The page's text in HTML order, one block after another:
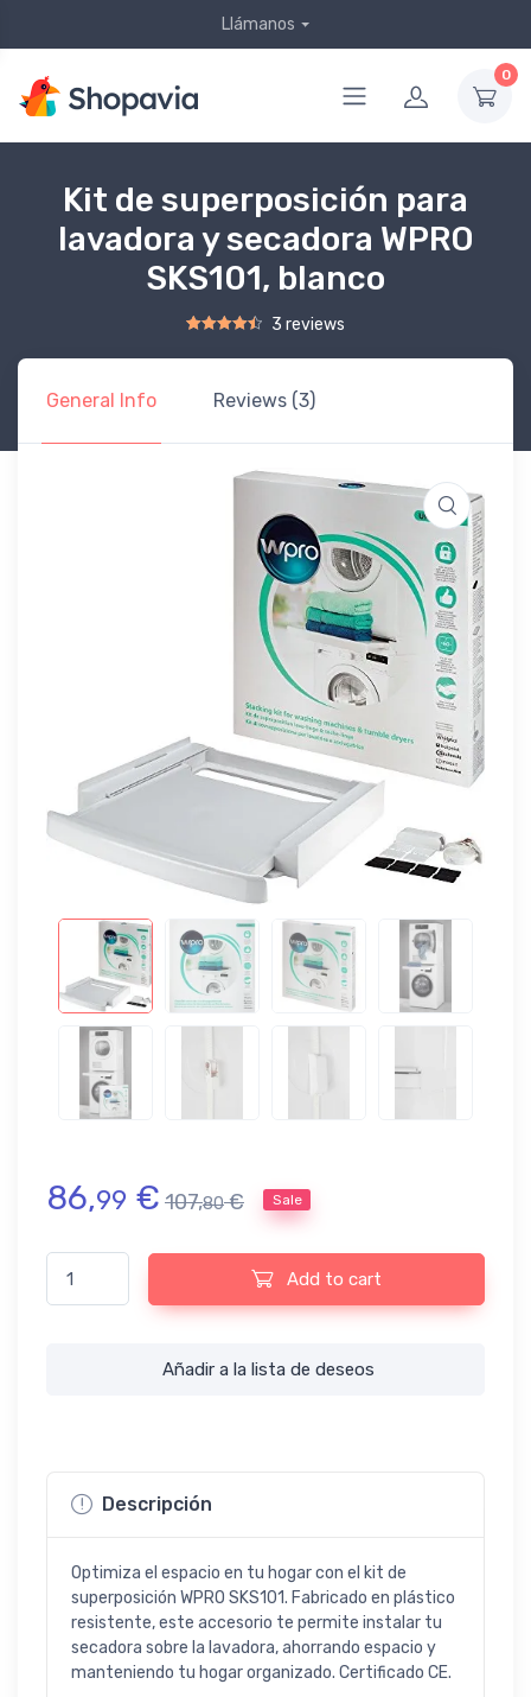
Llámanos
0
Kit de superposición para
lavadora y secadora WPRO
SKS101, blanco
Rated4.50out of 5 based on
2 customer ratings
3 reviews
General Info Reviews (3)
86,99 € 107,80 € Sale
Kit de superposición para lavadora y secadora WPRO SKS101,
Add to cart
Añadir a la lista de deseos
Descripción
Optimiza el espacio en tu hogar con el kit de
superposición WPRO SKS101. Fabricado en plástico
resistente, este accesorio te permite instalar tu
secadora sobre la lavadora, ahorrando espacio y
manteniendo tu hogar organizado. Certificado CE.